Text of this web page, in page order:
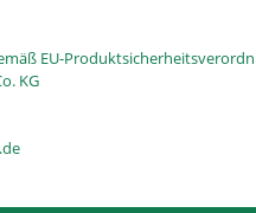
EU-
KG